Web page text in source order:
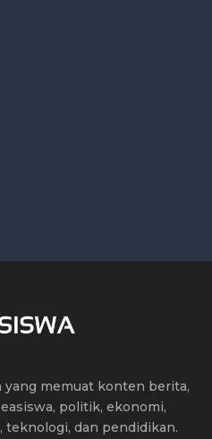
yang memuat konten berita,
politik, ekonomi,
teknologi, dan pendidikan.